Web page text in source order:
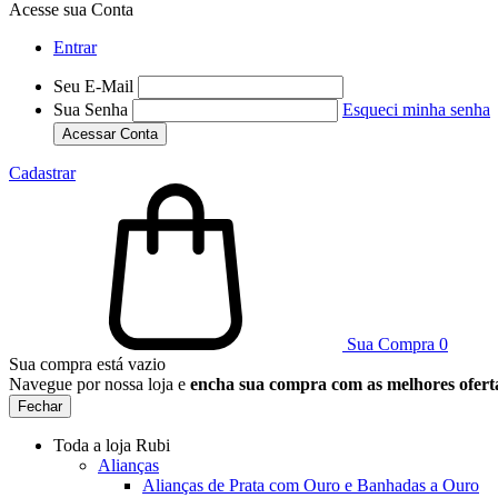
Acesse sua Conta
Entrar
Seu E-Mail
Sua Senha
Esqueci minha senha
Acessar Conta
Cadastrar
Sua Compra 0
Sua compra está vazio
Navegue por nossa loja e encha sua compra com as melhores
Fechar
Toda a loja Rubi
Alianças
Alianças de Prata com Ouro e Banhadas a Ouro